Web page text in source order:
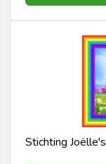
Stichting